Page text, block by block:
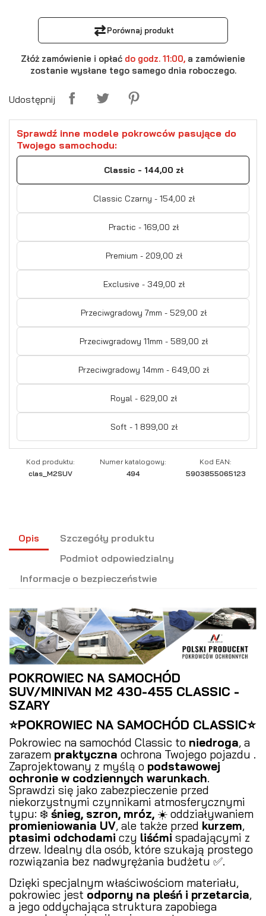
⇄ Porównaj produkt
Złóż zamówienie i opłać do godz. 11:00, a zamówienie
zostanie wysłane tego samego dnia roboczego.
Udostępnij
Sprawdź inne modele pokrowców pasujące do
Twojego samochodu:
Classic - 144,00 zł
Classic Czarny - 154,00 zł
Practic - 169,00 zł
Premium - 209,00 zł
Exclusive - 349,00 zł
Przeciwgradowy 7mm - 529,00 zł
Przeciwgradowy 11mm - 589,00 zł
Przeciwgradowy 14mm - 649,00 zł
Royal - 629,00 zł
Soft - 1 899,00 zł
Kod produktu:
clas_M2SUV
Numer katalogowy:
494
Kod EAN:
5903855065123
Opis
Szczegóły produktu
Podmiot odpowiedzialny
Informacje o bezpieczeństwie
POKROWIEC NA SAMOCHÓD
SUV/MINIVAN M2 430-455 CLASSIC -
SZARY
⭐POKROWIEC NA SAMOCHÓD CLASSIC⭐
Pokrowiec na samochód Classic to niedroga, a
zarazem praktyczna ochrona Twojego pojazdu .
Zaprojektowany z myślą o podstawowej
ochronie w codziennych warunkach.
Sprawdzi się jako zabezpieczenie przed
niekorzystnymi czynnikami atmosferycznymi
typu: ❄️ śnieg, szron, mróz, ☀️ oddziaływaniem
promieniowania UV, ale także przed kurzem,
ptasimi odchodami czy liśćmi spadającymi z
drzew. Idealny dla osób, które szukają prostego
rozwiązania bez nadwyrężania budżetu ✅.
Dzięki specjalnym właściwościom materiału,
pokrowiec jest odporny na pleśń i przetarcia,
a jego oddychająca struktura zapobiega